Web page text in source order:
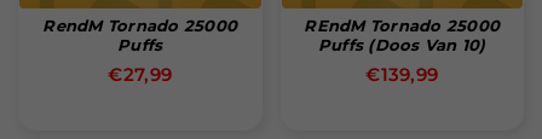
RendM Tornado 25000
Puffs
Normale
€27,99
REndM Tornado 25000
Puffs (Doos Van 10)
Normale
€139,99